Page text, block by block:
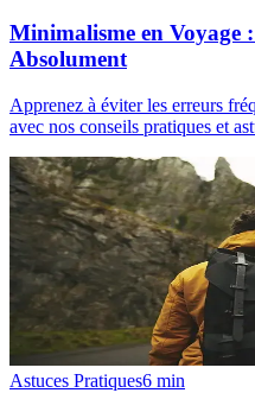
Minimalisme en Voyage
Absolument
Apprenez à éviter les erreurs
avec nos conseils pratiques et
Astuces Pratiques6 min